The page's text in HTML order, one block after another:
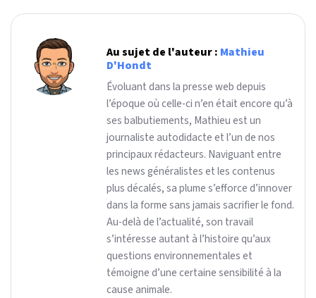
Au sujet de l'auteur : Mathieu
D'Hondt
Évoluant dans la presse web depuis
l’époque où celle-ci n’en était encore qu’à
ses balbutiements, Mathieu est un
journaliste autodidacte et l’un de nos
principaux rédacteurs. Naviguant entre
les news généralistes et les contenus
plus décalés, sa plume s’efforce d’innover
dans la forme sans jamais sacrifier le fond.
Au-delà de l’actualité, son travail
s’intéresse autant à l’histoire qu’aux
questions environnementales et
témoigne d’une certaine sensibilité à la
cause animale.